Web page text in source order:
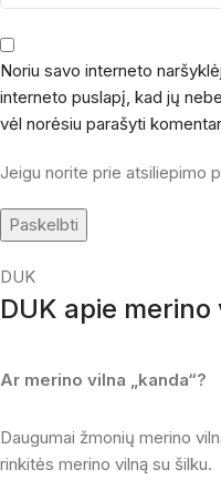
Noriu savo interneto
interneto puslapį, kad jų
vėl norėsiu parašyti
Jeigu norite prie atsiliepimo
DUK
DUK apie merino
Ar merino vilna „kanda“?
Daugumai žmonių merino
rinkitės merino vilną su šilku.